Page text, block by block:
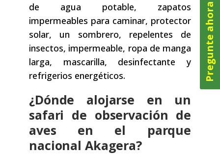
de agua potable, zapatos
impermeables para caminar, protector
solar, un sombrero, repelentes de
insectos, impermeable, ropa de manga
larga, mascarilla, desinfectante y
refrigerios energéticos.
¿Dónde alojarse en un
safari de observación de
aves en el parque
nacional Akagera?
Pregunte ahora